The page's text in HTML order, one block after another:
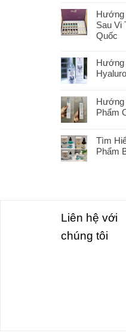
Hướng
Sau Vi
Quốc
Hướng
Hướng
Phẩm
Tìm
Phẩm
Liên hệ với
chúng tôi